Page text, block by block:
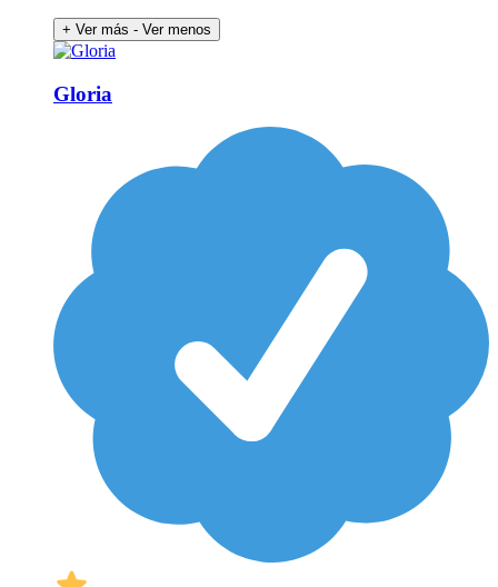
+ Ver más - Ver menos
Gloria